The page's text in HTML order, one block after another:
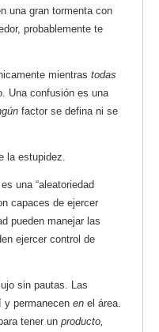
una gran tormenta con
probablemente te
mientras todas
Una confusión es una
factor se defina ni se
la estupidez.
una “aleatoriedad
capaces de ejercer
pueden manejar las
ejercer control de
sin pautas. Las
y permanecen en el área.
tener un producto,